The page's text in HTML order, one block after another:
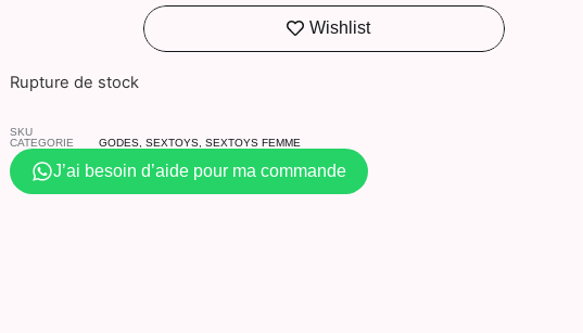
Wishlist
Rupture de stock
SKU
CATEGORIE
GODES ,SEXTOYS ,SEXTOYS FEMME
J’ai besoin d’aide pour ma commande